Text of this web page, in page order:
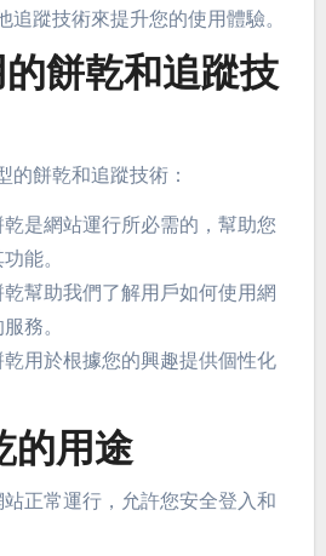
追蹤技術來提升您的使用體驗。
的餅乾和追蹤技
的餅乾和追蹤技術：
是網站運行所必需的，幫助您
能。
幫助我們了解用戶如何使用網
務。
用於根據您的興趣提供個性化
的用途
正常運行，允許您安全登入和